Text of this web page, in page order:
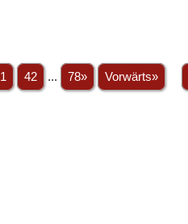
42 ... 78» Vorwärts»